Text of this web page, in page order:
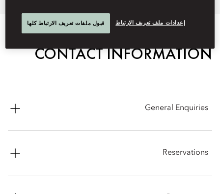
CONTACT INFORMATION
General Enquiries
Beijing, 100005, China
Reservations
إعدادات ملف تعريف الارتباط قبول ملفات تعريف الارتباط كلها